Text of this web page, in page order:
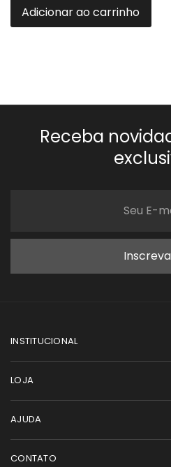
Adicionar ao carrinho
Receba
INSTITUCIONAL
LOJA
AJUDA
CONTATO